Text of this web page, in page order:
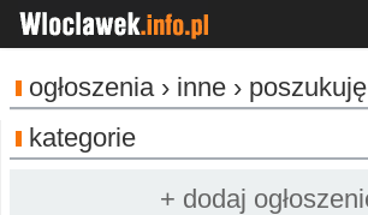
ogłoszenia › inne › poszukuję
kategorie